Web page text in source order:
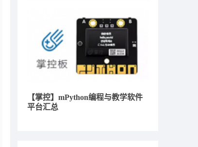
【掌控】mPython编程与教学软件
平台汇总